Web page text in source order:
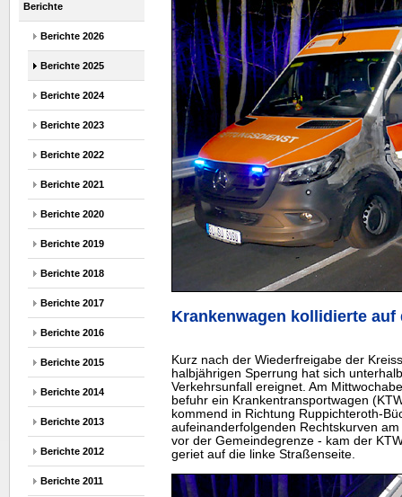
Berichte
Berichte 2026
Berichte 2025
Berichte 2024
Berichte 2023
Berichte 2022
Berichte 2021
Berichte 2020
Berichte 2019
Berichte 2018
Berichte 2017
Berichte 2016
Berichte 2015
Berichte 2014
Berichte 2013
Berichte 2012
Berichte 2011
Krankenwagen kollidierte
Kurz nach der Wiederfreigabe der
halbjährigen Sperrung hat sich
Verkehrsunfall ereignet. Am
befuhr ein Krankentransportwagen
kommend in Richtung Ruppichteroth-
aufeinanderfolgenden Rechtskurven
vor der Gemeindegrenze - kam der
geriet auf die linke Straßenseite.